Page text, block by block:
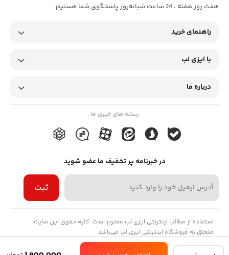
ادرار را مورد بررسی قرار دهند.
هفت روز هفته ، 24 ساعت شبانه‌روز پاسخگوی شما هستیم.
راهنمای خرید
با ایزی لب
درباره ما
رسانه های خبری ما
در خبرنامه پر تخفیف ما عضو شوید
ثبت
استفاده از مطالب اینترنتی ایزی لب ممنوع است. کلیه حقوق این سایت
متعلق به فروشگاه اینترنتی ایزی لب می‌باشد